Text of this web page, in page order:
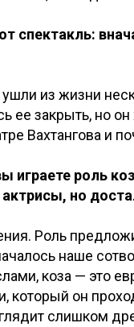
спектакль:
из жизни
закрыть, но
Вахтангова и
играете роль
но
Роль
наше
коза — это
который он
слишком